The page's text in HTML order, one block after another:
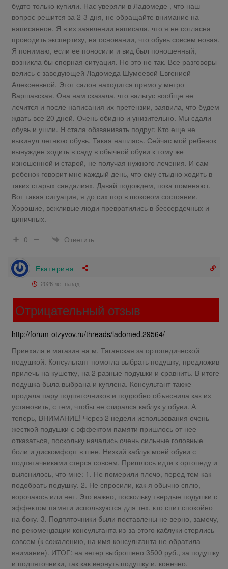
будто только купили. Нас уверяли в Ладомеде , что наш
вопрос решится за 2-3 дня, не обращайте внимание на
написанное. Я в их заявлении написала, что я не согласна
проводить экспертизу, на основании, что обувь совсем новая.
Я понимаю, если ее поносили и вид был поношенный,
возникла бы спорная ситуация. Но это не так. Все разговоры
велись с заведующей Ладомеда Шумеевой Евгенией
Алексеевной. Этот салон находится прямо у метро
Варшавская. Она нам сказала, что вальгус вообще не
лечится и после написания их претензии, заявила, что будем
ждать все 20 дней. Очень обидно и унизительно. Мы сдали
обувь и ушли. Я стала обзванивать подруг: Кто еще не
выкинул летнюю обувь. Такая нашлась. Сейчас мой ребенок
вынужден ходить в саду в обычной обуви к тому же
изношенной и старой, не получая нужного лечения. И сам
ребенок говорит мне каждый день, что ему стыдно ходить в
таких старых сандалиях. Давай подождем, пока поменяют.
Вот такая ситуация, я до сих пор в шоковом состоянии.
Хорошие, вежливые люди превратились в бессердечных и
циничных.
0
Ответить
Екатерина
2026 лет назад
Отрицательный отзыв
http://forum-otzyvov.ru/threads/ladomed.29564/
Приехала в магазин на м. Таганская за ортопедической
подушкой. Консультант помогла выбрать подушку, предложив
прилечь на кушетку, на 2 разные подушки и сравнить. В итоге
подушка была выбрана и куплена. Консультант также
продала пару подпяточников и подробно объяснила как их
установить, с тем, чтобы не стирался каблук у обуви. А
теперь, ВНИМАНИЕ! Через 2 недели использования очень
жесткой подушки с эффектом памяти пришлось от нее
отказаться, поскольку начались очень сильные головные
боли и дискомфорт в шее. Низкий каблук моей обуви с
подпятачниками стерся совсем. Пришлось идти к ортопеду и
выяснилось, что мне: 1. Не померили плечо, перед тем как
подобрать подушку. 2. Не спросили, как я обычно сплю,
ворочаюсь или нет. Это важно, поскольку твердые подушки с
эффектом памяти используются для тех, кто спит спокойно
на боку. 3. Подпяточники были поставлены не верно, замечу,
по рекомендации консультанта из-за этого каблуки стерлись
совсем (к сожалению, на имя консультанта не обратила
внимание). ИТОГ: на ветер выброшено 3500 руб., за подушку
и подпяточники, так как вернуть подушку и, конечно,